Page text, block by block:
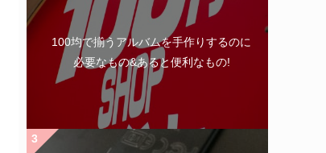
100均で揃うアルバムを手作りするのに
必要なもの&あると便利なもの!